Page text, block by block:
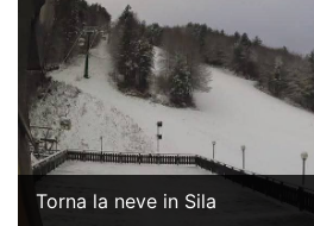
Torna la neve in Sila